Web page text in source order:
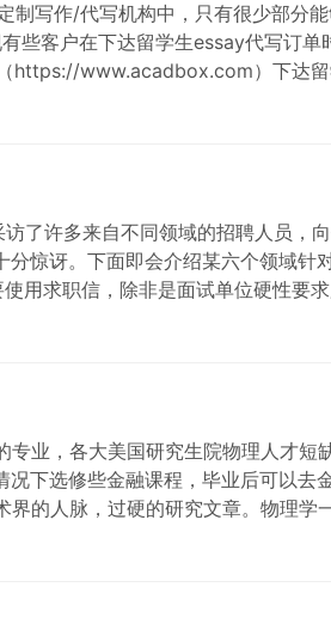
制写作/代写机构中，只有很少部分
些客户在下达留学生essay代写订
https://www.acadbox.com）下达
范围；2. 明确使用的style，比如
了许多来自不同领域的招聘人员，
惊讶。下面即会介绍某六个领域
用求职信，除非是面试单位硬性要
，各大美国研究生院物理人才短
下选修些金融课程，毕业后可以
的人脉，过硬的研究文章。物理学